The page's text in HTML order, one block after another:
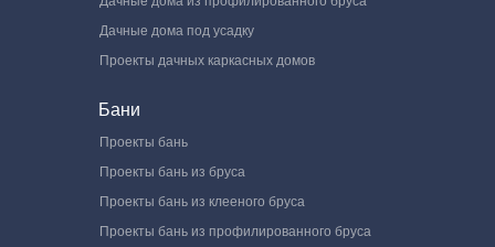
Дачные дома под усадку
Проекты дачных каркасных домов
Бани
Проекты бань
Проекты бань из бруса
Проекты бань из клееного бруса
Проекты бань из профилированного бруса